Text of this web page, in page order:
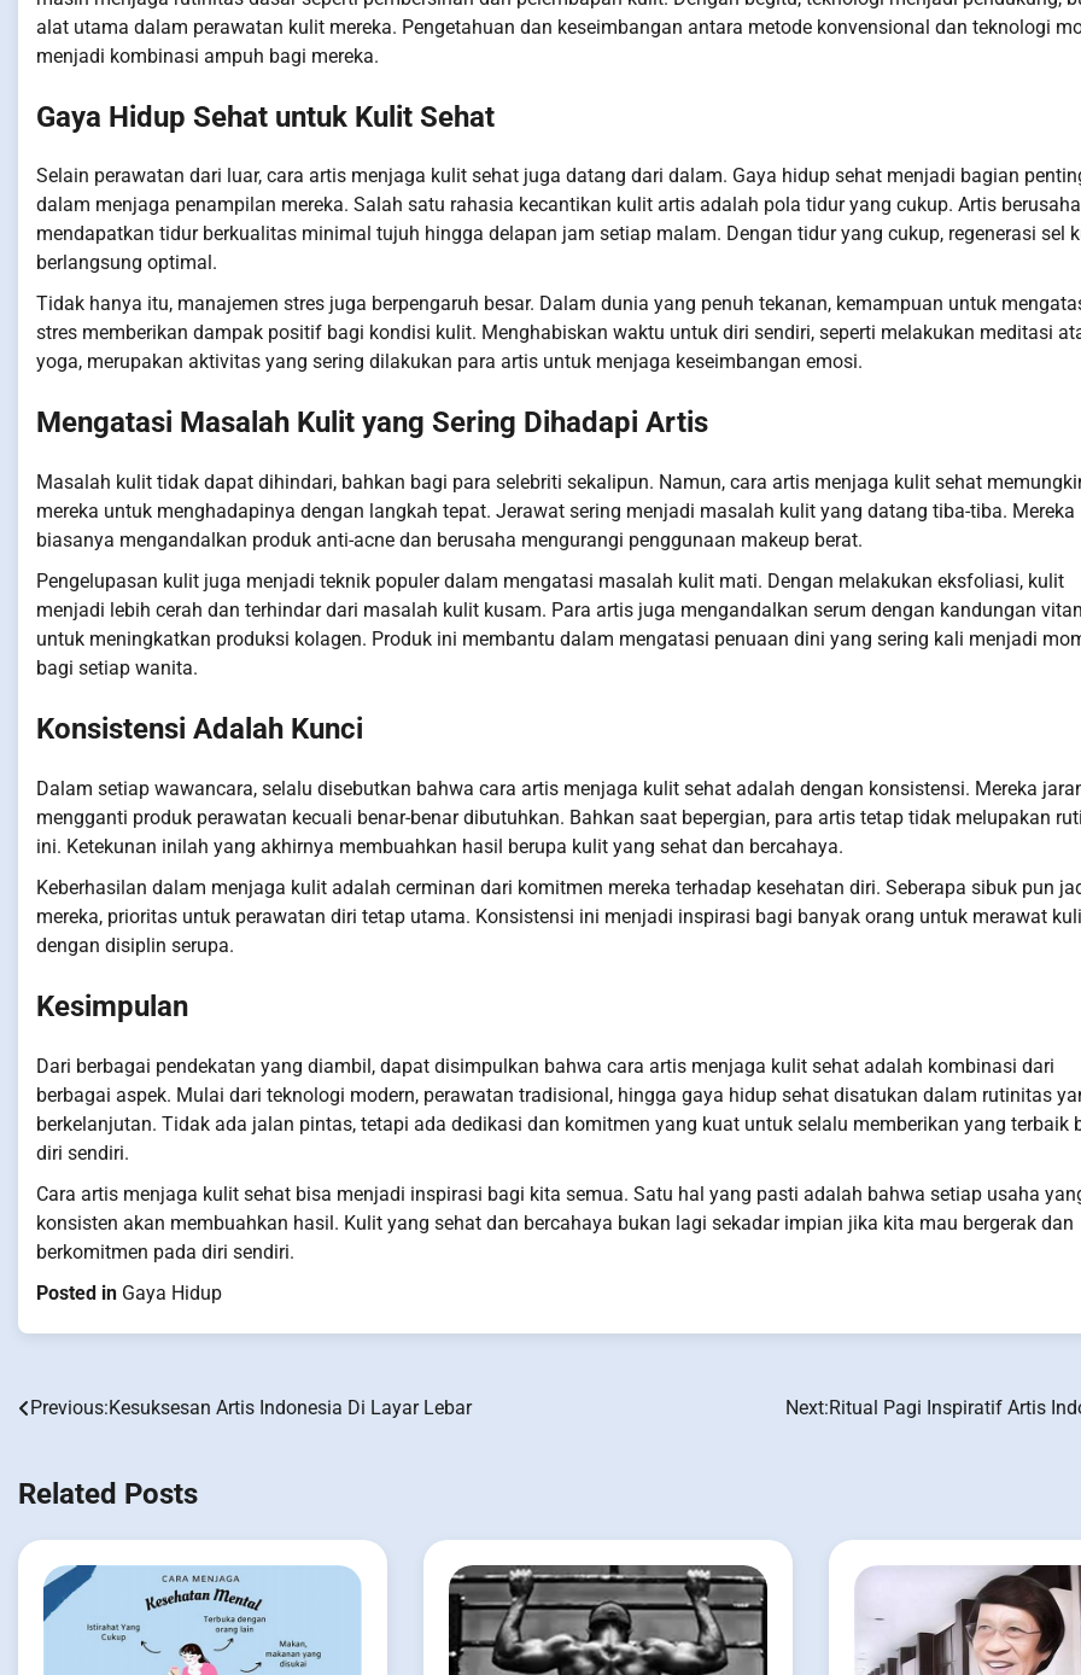
alat utama dalam perawatan kulit mereka. Pengetahuan dan keseimbangan antara metode konvensional dan teknologi
menjadi kombinasi ampuh bagi mereka.
Gaya Hidup Sehat untuk Kulit Sehat
Selain perawatan dari luar, cara artis menjaga kulit sehat juga datang dari dalam. Gaya hidup sehat menjadi bagian
dalam menjaga penampilan mereka. Salah satu rahasia kecantikan kulit artis adalah pola tidur yang cukup. Artis berusaha
mendapatkan tidur berkualitas minimal tujuh hingga delapan jam setiap malam. Dengan tidur yang cukup, regenerasi sel
berlangsung optimal.
Tidak hanya itu, manajemen stres juga berpengaruh besar. Dalam dunia yang penuh tekanan, kemampuan untuk
stres memberikan dampak positif bagi kondisi kulit. Menghabiskan waktu untuk diri sendiri, seperti melakukan meditasi
yoga, merupakan aktivitas yang sering dilakukan para artis untuk menjaga keseimbangan emosi.
Mengatasi Masalah Kulit yang Sering Dihadapi Artis
Masalah kulit tidak dapat dihindari, bahkan bagi para selebriti sekalipun. Namun, cara artis menjaga kulit sehat
mereka untuk menghadapinya dengan langkah tepat. Jerawat sering menjadi masalah kulit yang datang tiba-tiba. Mereka
biasanya mengandalkan produk anti-acne dan berusaha mengurangi penggunaan makeup berat.
Pengelupasan kulit juga menjadi teknik populer dalam mengatasi masalah kulit mati. Dengan melakukan eksfoliasi, kulit
menjadi lebih cerah dan terhindar dari masalah kulit kusam. Para artis juga mengandalkan serum dengan kandungan
untuk meningkatkan produksi kolagen. Produk ini membantu dalam mengatasi penuaan dini yang sering kali menjadi
bagi setiap wanita.
Konsistensi Adalah Kunci
Dalam setiap wawancara, selalu disebutkan bahwa cara artis menjaga kulit sehat adalah dengan konsistensi. Mereka
mengganti produk perawatan kecuali benar-benar dibutuhkan. Bahkan saat bepergian, para artis tetap tidak melupakan
ini. Ketekunan inilah yang akhirnya membuahkan hasil berupa kulit yang sehat dan bercahaya.
Keberhasilan dalam menjaga kulit adalah cerminan dari komitmen mereka terhadap kesehatan diri. Seberapa sibuk pun
mereka, prioritas untuk perawatan diri tetap utama. Konsistensi ini menjadi inspirasi bagi banyak orang untuk merawat
dengan disiplin serupa.
Kesimpulan
Dari berbagai pendekatan yang diambil, dapat disimpulkan bahwa cara artis menjaga kulit sehat adalah kombinasi dari
berbagai aspek. Mulai dari teknologi modern, perawatan tradisional, hingga gaya hidup sehat disatukan dalam rutinitas
berkelanjutan. Tidak ada jalan pintas, tetapi ada dedikasi dan komitmen yang kuat untuk selalu memberikan yang terbaik
diri sendiri.
Cara artis menjaga kulit sehat bisa menjadi inspirasi bagi kita semua. Satu hal yang pasti adalah bahwa setiap usaha
konsisten akan membuahkan hasil. Kulit yang sehat dan bercahaya bukan lagi sekadar impian jika kita mau bergerak dan
berkomitmen pada diri sendiri.
Posted in Gaya Hidup
Post
Previous:Kesuksesan Artis Indonesia Di Layar Lebar Next:Ritual Pagi Inspiratif Artis
Related Posts